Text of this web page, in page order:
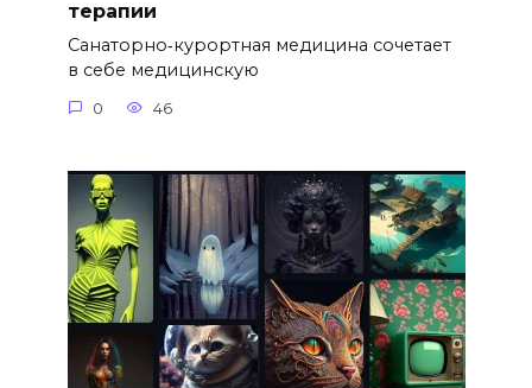
терапии
Санаторно‑курортная медицина сочетает
в себе медицинскую
0 46